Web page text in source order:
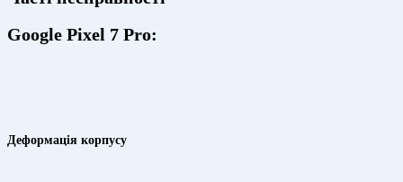
Google Pixel 7 Pro:
Деформація корпусу